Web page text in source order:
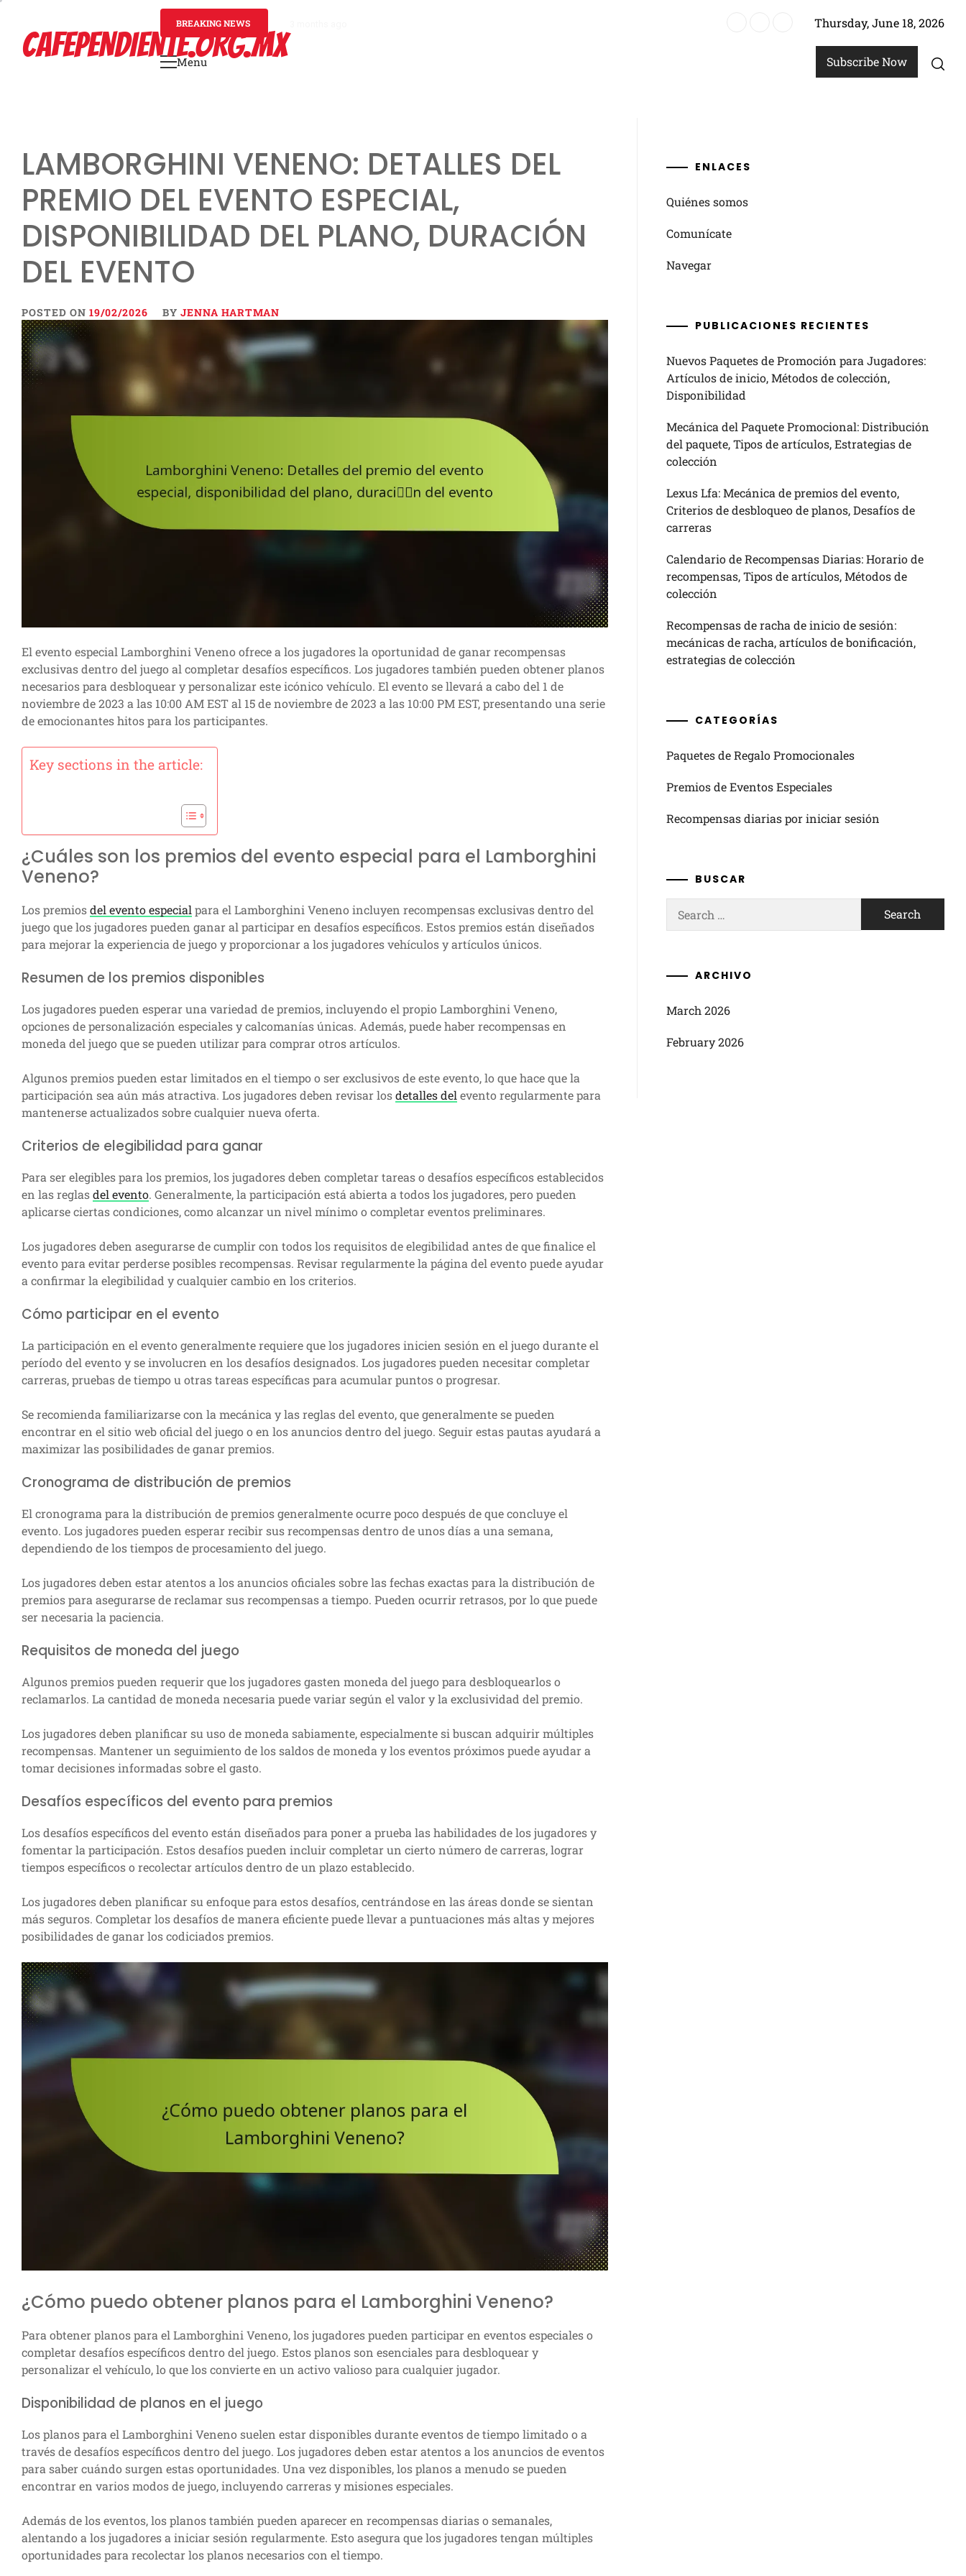
contentCAFEPENDIENTE.ORG.MX
BREAKING NEWS Mecánica del Paquete Promocional: Distribución del paquete, Tipos de artículos, Estrategias de colecciónThursday, June 18, 2026
Primary
Menu Subscribe Now
LAMBORGHINI VENENO: DETALLES DEL
PREMIO DEL EVENTO ESPECIAL,
DISPONIBILIDAD DEL PLANO, DURACIÓN
DEL EVENTO
POSTED ON 19/02/2026 BY JENNA HARTMAN
El evento especial Lamborghini Veneno ofrece a los jugadores la oportunidad de ganar recompensas
exclusivas dentro del juego al completar desafíos específicos. Los jugadores también pueden obtener planos
necesarios para desbloquear y personalizar este icónico vehículo. El evento se llevará a cabo del 1 de
noviembre de 2023 a las 10:00 AM EST al 15 de noviembre de 2023 a las 10:00 PM EST, presentando una serie
de emocionantes hitos para los participantes.
Key sections in the article:
¿Cuáles son los premios del evento especial para el Lamborghini
Veneno?
Los premiosdel evento especialpara el Lamborghini Veneno incluyen recompensas exclusivas dentro del
juego que los jugadores pueden ganar al participar en desafíos específicos. Estos premios están diseñados
para mejorar la experiencia de juego y proporcionar a los jugadores vehículos y artículos únicos.
Resumen de los premios disponibles
Los jugadores pueden esperar una variedad de premios, incluyendo el propio Lamborghini Veneno,
opciones de personalización especiales y calcomanías únicas. Además, puede haber recompensas en
moneda del juego que se pueden utilizar para comprar otros artículos.
Algunos premios pueden estar limitados en el tiempo o ser exclusivos de este evento, lo que hace que la
participación sea aún más atractiva. Los jugadores deben revisar losdetalles delevento regularmente para
mantenerse actualizados sobre cualquier nueva oferta.
Criterios de elegibilidad para ganar
Para ser elegibles para los premios, los jugadores deben completar tareas o desafíos específicos establecidos
en las reglasdel evento. Generalmente, la participación está abierta a todos los jugadores, pero pueden
aplicarse ciertas condiciones, como alcanzar un nivel mínimo o completar eventos preliminares.
Los jugadores deben asegurarse de cumplir con todos los requisitos de elegibilidad antes de que finalice el
evento para evitar perderse posibles recompensas. Revisar regularmente la página del evento puede ayudar
a confirmar la elegibilidad y cualquier cambio en los criterios.
Cómo participar en el evento
La participación en el evento generalmente requiere que los jugadores inicien sesión en el juego durante el
período del evento y se involucren en los desafíos designados. Los jugadores pueden necesitar completar
carreras, pruebas de tiempo u otras tareas específicas para acumular puntos o progresar.
Se recomienda familiarizarse con la mecánica y las reglas del evento, que generalmente se pueden
encontrar en el sitio web oficial del juego o en los anuncios dentro del juego. Seguir estas pautas ayudará a
maximizar las posibilidades de ganar premios.
Cronograma de distribución de premios
El cronograma para la distribución de premios generalmente ocurre poco después de que concluye el
evento. Los jugadores pueden esperar recibir sus recompensas dentro de unos días a una semana,
dependiendo de los tiempos de procesamiento del juego.
Los jugadores deben estar atentos a los anuncios oficiales sobre las fechas exactas para la distribución de
premios para asegurarse de reclamar sus recompensas a tiempo. Pueden ocurrir retrasos, por lo que puede
ser necesaria la paciencia.
Requisitos de moneda del juego
Algunos premios pueden requerir que los jugadores gasten moneda del juego para desbloquearlos o
reclamarlos. La cantidad de moneda necesaria puede variar según el valor y la exclusividad del premio.
Los jugadores deben planificar su uso de moneda sabiamente, especialmente si buscan adquirir múltiples
recompensas. Mantener un seguimiento de los saldos de moneda y los eventos próximos puede ayudar a
tomar decisiones informadas sobre el gasto.
Desafíos específicos del evento para premios
Los desafíos específicos del evento están diseñados para poner a prueba las habilidades de los jugadores y
fomentar la participación. Estos desafíos pueden incluir completar un cierto número de carreras, lograr
tiempos específicos o recolectar artículos dentro de un plazo establecido.
Los jugadores deben planificar su enfoque para estos desafíos, centrándose en las áreas donde se sientan
más seguros. Completar los desafíos de manera eficiente puede llevar a puntuaciones más altas y mejores
posibilidades de ganar los codiciados premios.
¿Cómo puedo obtener planos para el Lamborghini Veneno?
Para obtener planos para el Lamborghini Veneno, los jugadores pueden participar en eventos especiales o
completar desafíos específicos dentro del juego. Estos planos son esenciales para desbloquear y
personalizar el vehículo, lo que los convierte en un activo valioso para cualquier jugador.
Disponibilidad de planos en el juego
Los planos para el Lamborghini Veneno suelen estar disponibles durante eventos de tiempo limitado o a
través de desafíos específicos dentro del juego. Los jugadores deben estar atentos a los anuncios de eventos
para saber cuándo surgen estas oportunidades. Una vez disponibles, los planos a menudo se pueden
encontrar en varios modos de juego, incluyendo carreras y misiones especiales.
Además de los eventos, los planos también pueden aparecer en recompensas diarias o semanales,
alentando a los jugadores a iniciar sesión regularmente. Esto asegura que los jugadores tengan múltiples
oportunidades para recolectar los planos necesarios con el tiempo.
ENLACES
Quiénes somos
Comunícate
Navegar
PUBLICACIONES RECIENTES
Nuevos Paquetes de Promoción para Jugadores:
Artículos de inicio, Métodos de colección,
Disponibilidad
Mecánica del Paquete Promocional: Distribución
del paquete, Tipos de artículos, Estrategias de
colección
Lexus Lfa: Mecánica de premios del evento,
Criterios de desbloqueo de planos, Desafíos de
carreras
Calendario de Recompensas Diarias: Horario de
recompensas, Tipos de artículos, Métodos de
colección
Recompensas de racha de inicio de sesión:
mecánicas de racha, artículos de bonificación,
estrategias de colección
CATEGORÍAS
Paquetes de Regalo Promocionales
Premios de Eventos Especiales
Recompensas diarias por iniciar sesión
BUSCAR
for:
ARCHIVO
March 2026
February 2026